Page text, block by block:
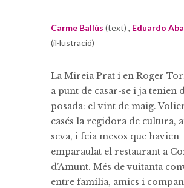
Carme Ballús (text) , Eduardo
(il·lustració)
La Mireia Prat i en Roger
a punt de casar-se i ja tenien
posada: el vint de maig.
casés la regidora de cultura,
seva, i feia mesos que havien
emparaulat el restaurant a
d’Amunt. Més de vuitanta
entre família, amics i